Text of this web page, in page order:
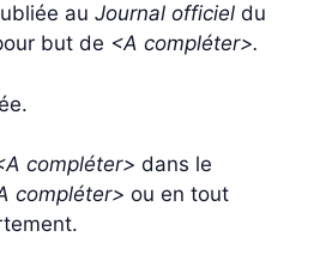
au Journal officiel du
but de <A compléter>.
compléter> dans le
compléter> ou en tout